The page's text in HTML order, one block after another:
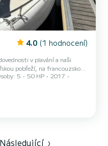
4.0 (1 hodnocení)
pobřeží, na francouzsko-
náš člun nebo vás
piknikování, prohlížení
paddleboarding a mnoho
5 50 HP
2017
Následující ›